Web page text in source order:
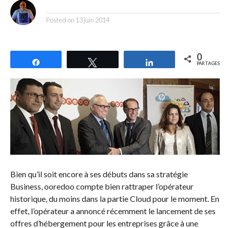
Posted on 13 juin 2014
Partagez 0
PARTAGES
Bien qu’il soit encore à ses débuts dans sa stratégie
Business, ooredoo compte bien rattraper l’opérateur
historique, du moins dans la partie Cloud pour le moment. En
effet, l’opérateur a annoncé récemment le lancement de ses
offres d’hébergement pour les entreprises grâce à une